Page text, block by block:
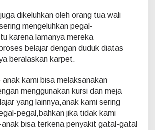
dikeluhkan oleh orang tua wali
mengeluhkan pegal-
karena lamanya mereka
belajar dengan duduk diatas
beralaskan karpet.
anak kami bisa melaksanakan
menggunakan kursi dan meja
yang lainnya,anak kami sering
pegal,bahkan jika tidak kami
anak bisa terkena penyakit gatal-gatal